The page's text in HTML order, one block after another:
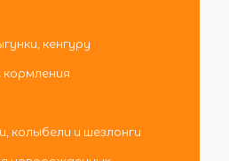
кенгуру
колыбели и шезлонги